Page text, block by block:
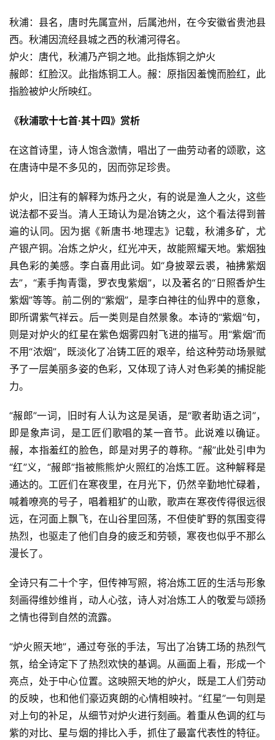
秋浦：县名，唐时先属宣州，后属池州，在今安徽省贵池县
西。秋浦因流经县城之西的秋浦河得名。
炉火：唐代，秋浦乃产铜之地。此指炼铜之炉火
赧郎：红脸汉。此指炼铜工人。赧：原指因羞愧而脸红，此
指脸被炉火所映红。
《秋浦歌十七首·其十四》赏析
在这首诗里，诗人饱含激情，唱出了一曲劳动者的颂歌，这
在唐诗中是不多见的，因而弥足珍贵。
炉火，旧注有的解释为炼丹之火，有的说是渔人之火，这些
说法都不妥当。清人王琦认为是冶铸之火，这个看法得到普
遍的认同。因为据《新唐书·地理志》记载，秋浦多矿，尤
产银产铜。冶炼之炉火，红光冲天，故能照耀天地。紫烟独
具色彩的美感。李白喜用此词。如“身披翠云裘，袖拂紫烟
去”，“素手掏青霭，罗衣曳紫烟”，以及著名的“日照香炉生
紫烟”等等。前二例的“紫烟”，是李白神往的仙界中的意象，
即所谓紫气祥云。后一类则是自然景象。本诗的“紫烟”句，
则是对炉火的红星在紫色烟雾四射飞进的描写。用“紫烟”而
不用“浓烟”，既淡化了冶铸工匠的艰辛，给这种劳动场景赋
予了一层美丽多姿的色彩，又体现了诗人对色彩美的捕捉能
力。
“赧郎”一词，旧时有人认为这是吴语，是“歌者助语之词”，
即是象声词，是工匠们歌唱的某一音节。此说难以确证。
赧，本指羞红的脸色，郎是对男子的尊称。“赧”此处引申为
“红”义，“赧郎”指被熊熊炉火照红的冶炼工匠。这种解释是
通达的。工匠们在寒夜里，在月光下，仍然辛勤地忙碌着，
喊着嘹亮的号子，唱着粗犷的山歌，歌声在寒夜传得很远很
远，在河面上飘飞，在山谷里回荡，不但使旷野的氛围变得
热烈，也驱走了他们自身的疲乏和劳顿，寒夜也似乎不那么
漫长了。
全诗只有二十个字，但传神写照，将冶炼工匠的生活与形象
刻画得维妙维肖，动人心弦，诗人对冶炼工人的敬爱与颂扬
之情也得到自然的流露。
“炉火照天地”，通过夸张的手法，写出了冶铸工场的热烈气
氛，给全诗定下了热烈欢快的基调。从画面上看，形成一个
亮点，处于中心位置。这映照天地的炉火，既是工人们劳动
的反映，也和他们豪迈爽朗的心情相映衬。“红星”一句则是
对上句的补足，从细节对炉火进行刻画。着重从色调的红与
紫的对比、星与烟的排比入手，抓住了最富代表性的特征。